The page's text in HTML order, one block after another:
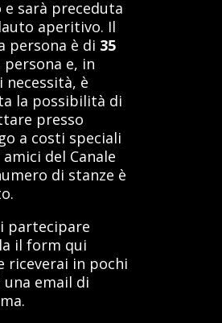
e sarà preceduta
aperitivo. Il
persona è di 35
persona e, in
necessità, è
la possibilità di
presso
a costi speciali
del Canale
di stanze è
partecipare
il form qui
riceverai in pochi
email di